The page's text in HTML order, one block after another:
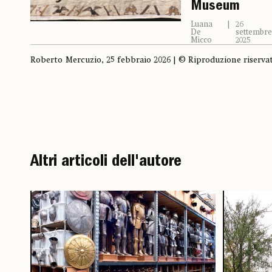
Museum
Luana
De
Micco
26
settembre
2025
Roberto Mercuzio, 25 febbraio 2026 | © Riproduzione
Altri articoli dell'autore